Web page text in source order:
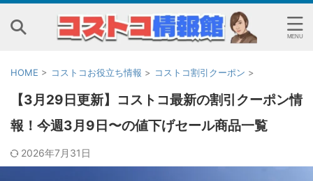
HOME > コストコお役立ち情報 > コストコ割引クーポン >
【3月29日更新】コストコ最新の割引クーポン情
報！今週3月9日〜の値下げセール商品一覧
2026年7月31日